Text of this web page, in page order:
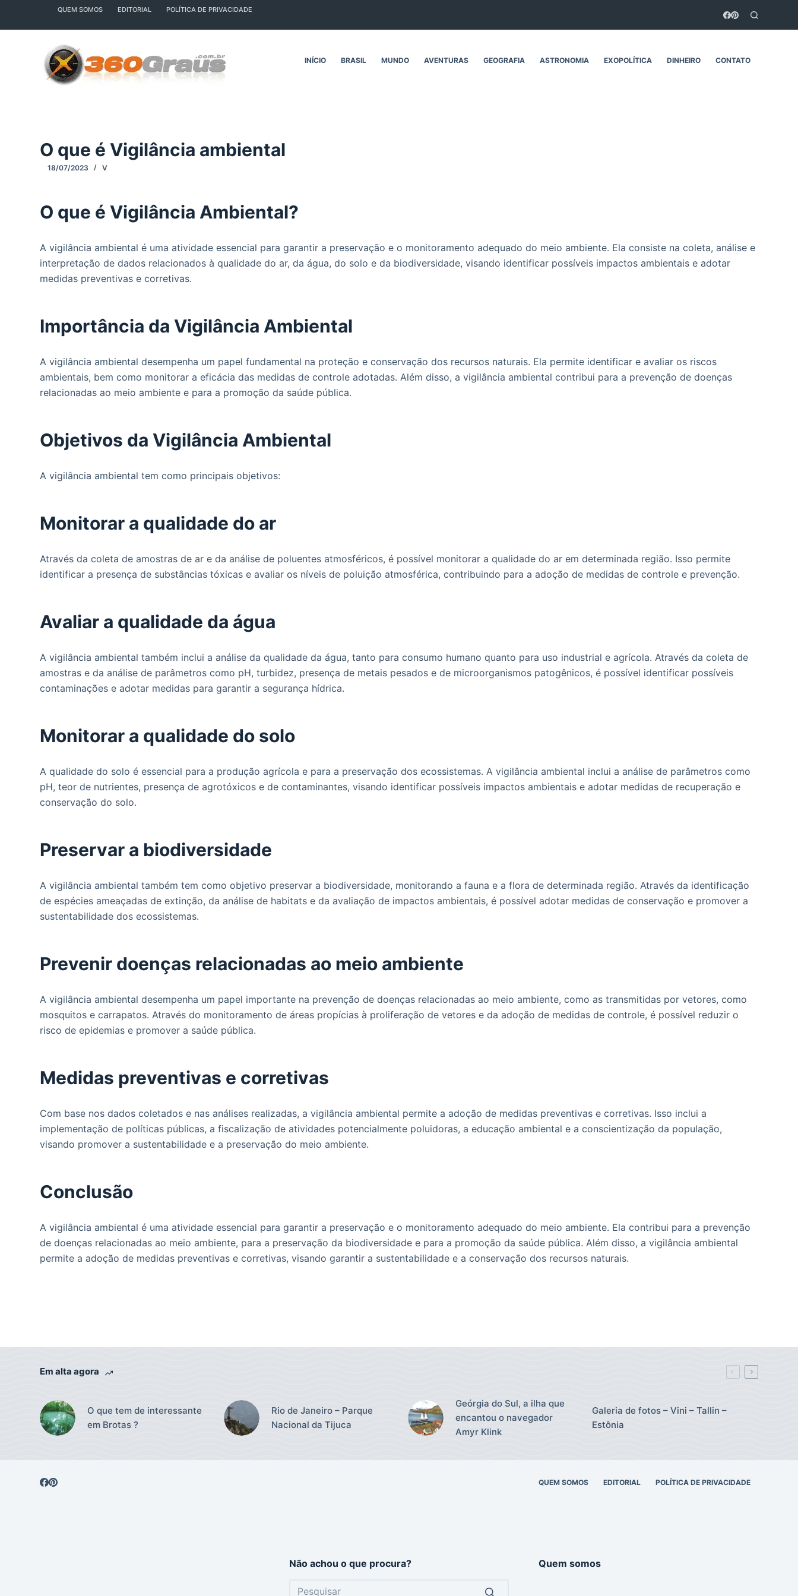
u
QUEM SOMOS EDITORIAL POLÍTICA DE PRIVACIDADE
INÍCIO BRASIL MUNDO AVENTURAS GEOGRAFIA ASTRONOMIA EXOPOLÍTICA DINHEIRO CONTATO
O que é Vigilância ambiental
18/07/2023 V
O que é Vigilância Ambiental?
A vigilância ambiental é uma atividade essencial para garantir a preservação e o monitoramento adequado do meio ambiente. Ela consiste na coleta, análise e
interpretação de dados relacionados à qualidade do ar, da água, do solo e da biodiversidade, visando identificar possíveis impactos ambientais e adotar
medidas preventivas e corretivas.
Importância da Vigilância Ambiental
A vigilância ambiental desempenha um papel fundamental na proteção e conservação dos recursos naturais. Ela permite identificar e avaliar os riscos
ambientais, bem como monitorar a eficácia das medidas de controle adotadas. Além disso, a vigilância ambiental contribui para a prevenção de doenças
relacionadas ao meio ambiente e para a promoção da saúde pública.
Objetivos da Vigilância Ambiental
A vigilância ambiental tem como principais objetivos:
Monitorar a qualidade do ar
Através da coleta de amostras de ar e da análise de poluentes atmosféricos, é possível monitorar a qualidade do ar em determinada região. Isso permite
identificar a presença de substâncias tóxicas e avaliar os níveis de poluição atmosférica, contribuindo para a adoção de medidas de controle e prevenção.
Avaliar a qualidade da água
A vigilância ambiental também inclui a análise da qualidade da água, tanto para consumo humano quanto para uso industrial e agrícola. Através da coleta de
amostras e da análise de parâmetros como pH, turbidez, presença de metais pesados e de microorganismos patogênicos, é possível identificar possíveis
contaminações e adotar medidas para garantir a segurança hídrica.
Monitorar a qualidade do solo
A qualidade do solo é essencial para a produção agrícola e para a preservação dos ecossistemas. A vigilância ambiental inclui a análise de parâmetros como
pH, teor de nutrientes, presença de agrotóxicos e de contaminantes, visando identificar possíveis impactos ambientais e adotar medidas de recuperação e
conservação do solo.
Preservar a biodiversidade
A vigilância ambiental também tem como objetivo preservar a biodiversidade, monitorando a fauna e a flora de determinada região. Através da identificação
de espécies ameaçadas de extinção, da análise de habitats e da avaliação de impactos ambientais, é possível adotar medidas de conservação e promover a
sustentabilidade dos ecossistemas.
Prevenir doenças relacionadas ao meio ambiente
A vigilância ambiental desempenha um papel importante na prevenção de doenças relacionadas ao meio ambiente, como as transmitidas por vetores, como
mosquitos e carrapatos. Através do monitoramento de áreas propícias à proliferação de vetores e da adoção de medidas de controle, é possível reduzir o
risco de epidemias e promover a saúde pública.
Medidas preventivas e corretivas
Com base nos dados coletados e nas análises realizadas, a vigilância ambiental permite a adoção de medidas preventivas e corretivas. Isso inclui a
implementação de políticas públicas, a fiscalização de atividades potencialmente poluidoras, a educação ambiental e a conscientização da população,
visando promover a sustentabilidade e a preservação do meio ambiente.
Conclusão
A vigilância ambiental é uma atividade essencial para garantir a preservação e o monitoramento adequado do meio ambiente. Ela contribui para a prevenção
de doenças relacionadas ao meio ambiente, para a preservação da biodiversidade e para a promoção da saúde pública. Além disso, a vigilância ambiental
permite a adoção de medidas preventivas e corretivas, visando garantir a sustentabilidade e a conservação dos recursos naturais.
Em alta agora
O que tem de interessante
em Brotas ?
Rio de Janeiro – Parque
Nacional da Tijuca
Geórgia do Sul, a ilha que
encantou o navegador
Amyr Klink
Galeria de fotos – Vini – Tallin –
Estônia
QUEM SOMOS EDITORIAL POLÍTICA DE PRIVACIDADE
Não achou o que procura? Quem somos